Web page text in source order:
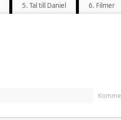
5. Tal till Daniel 6. Filmer